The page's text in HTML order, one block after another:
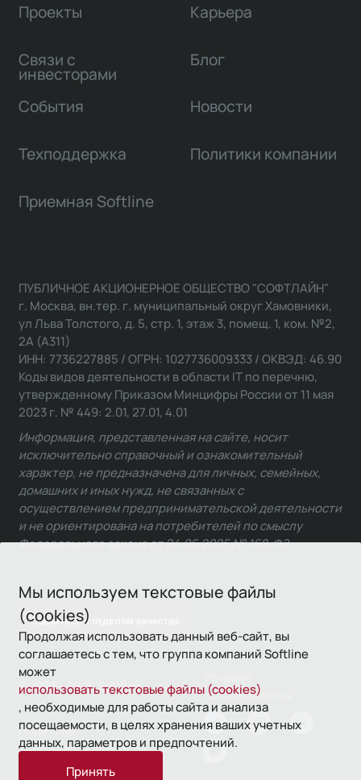
Мы используем текстовые файлы
(cookies)
Продолжая использовать данный веб-сайт, вы
соглашаетесь с тем, что группа компаний Softline
может
использовать текстовые файлы (cookies)
, необходимые для работы сайта и анализа
посещаемости, в целях хранения ваших учетных
данных, параметров и предпочтений.
Принять
Проекты
Связи с
инвесторами
Карьера
Блог
События Новости
Техподдержка Политики компании
Приемная Softline
Связаться с отделом качества
ПУБЛИЧНОЕ АКЦИОНЕРНОЕ ОБЩЕСТВО "СОФТЛАЙН"
г. Москва, вн.тер. г. муниципальный округ Хамовники,
ул Льва Толстого, д. 5, стр. 1, этаж 3, помещ. 1, ком. №2,
2А (А311)
ИНН: 7736227885 / ОГРН: 1027736009333 / ОКВЭД: 46.90
Коды видов деятельности в области IT по перечню,
утвержденному Приказом Минцифры России от 11 мая
2023 г. № 449: 2.01, 27.01, 4.01
Информация, представленная на сайте, носит
исключительно справочный и ознакомительный
характер, не предназначена для личных, семейных,
домашних и иных нужд, не связанных с
осуществлением предпринимательской деятельности
и не ориентирована на потребителей по смыслу
Федерального закона от 24.06.2025 № 168-ФЗ.
© 1993—2026 Softline
использования
Политика
конфиденциальности